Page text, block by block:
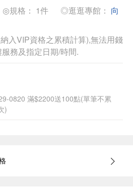
◎規格： 1件 ◎逛逛專館： 向
入VIP資格之累積計算),無法用錢
務及指定日期/時間.
0820 滿$2200送100點(單筆不累
)